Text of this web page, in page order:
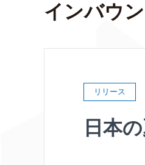
インバウ
リリース
日本